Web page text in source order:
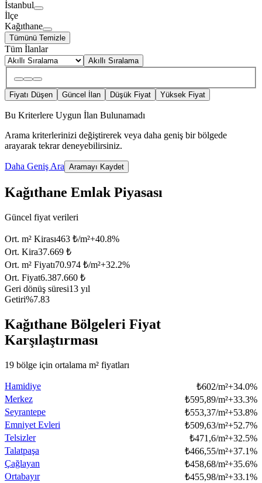
İstanbul
İlçe
Kağıthane
Tümünü Temizle
Tüm İlanlar
Akıllı Sıralama
Fiyatı Düşen Güncel İlan Düşük Fiyat Yüksek Fiyat
Bu Kriterlere Uygun İlan Bulunamadı
Arama kriterlerinizi değiştirerek veya daha geniş bir bölgede
arayarak tekrar deneyebilirsiniz.
Daha Geniş Ara Aramayı Kaydet
Kağıthane Emlak Piyasası
Güncel fiyat verileri
Ort. m² Kirası463 ₺/m²+40.8%
Ort. Kira37.669 ₺
Ort. m² Fiyatı70.974 ₺/m²+32.2%
Ort. Fiyat6.387.660 ₺
Geri dönüş süresi13 yıl
Getiri%7.83
Kağıthane Bölgeleri Fiyat
Karşılaştırması
19 bölge için ortalama m² fiyatları
Hamidiye ₺602/m²+34.0%
Merkez
₺595,89/m²+33.3%
Seyrantepe
₺553,37/m²+53.8%
Emniyet Evleri
₺509,63/m²+52.7%
Telsizler
₺471,6/m²+32.5%
Talatpaşa
₺466,55/m²+37.1%
Çağlayan
₺458,68/m²+35.6%
Ortabayır
₺455,98/m²+33.1%